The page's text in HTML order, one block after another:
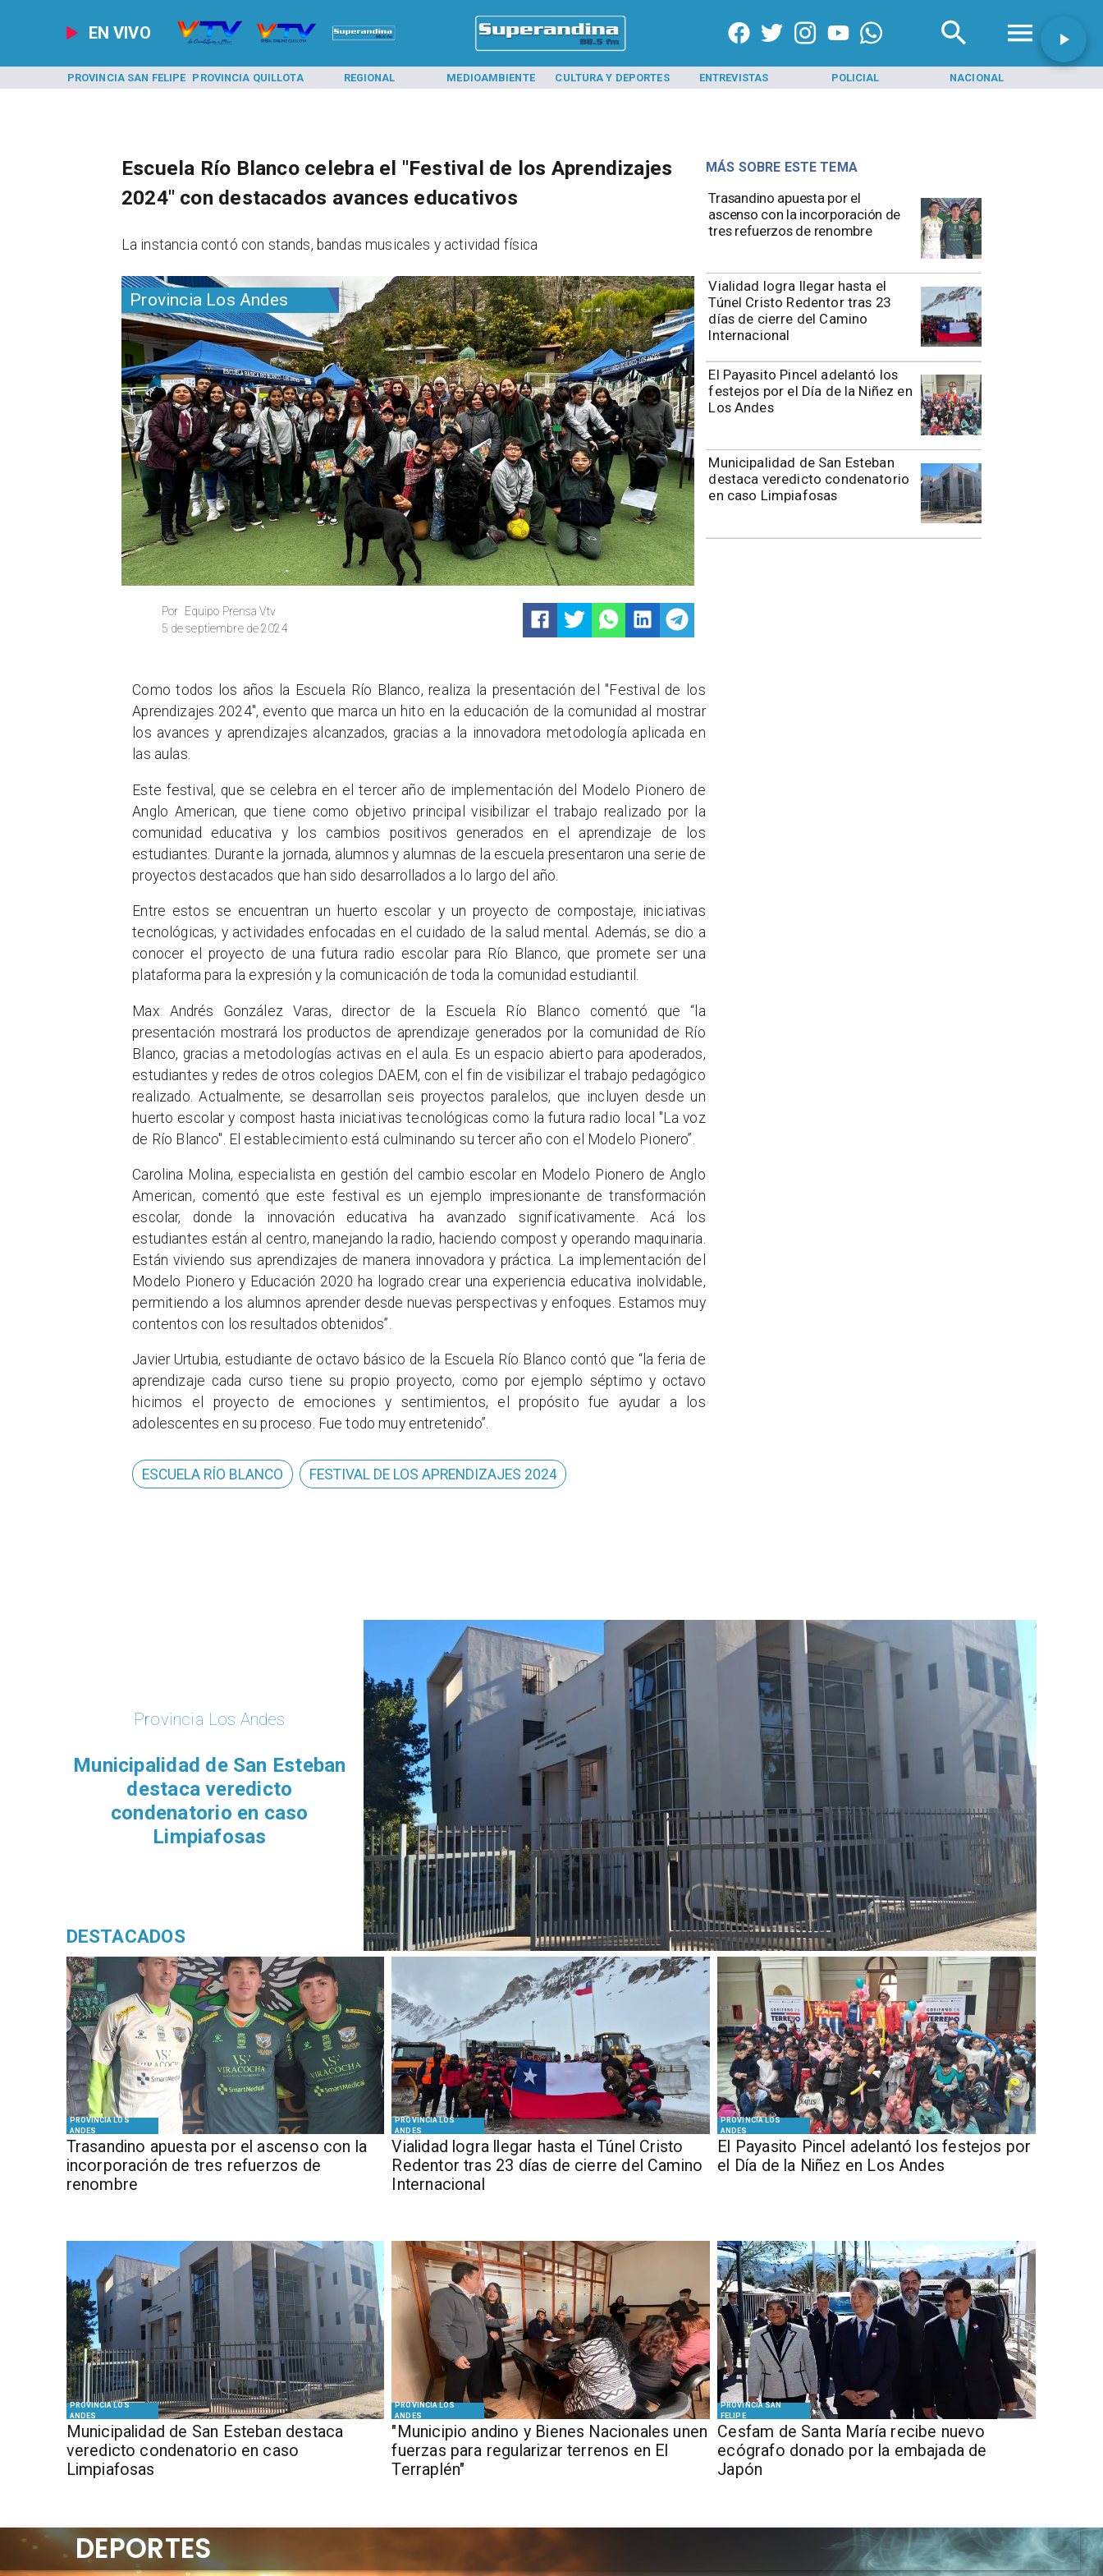
EN VIVO
PROVINCIA SAN FELIPE PROVINCIA QUILLOTA REGIONAL MEDIOAMBIENTE CULTURA Y DEPORTES ENTREVISTAS POLICIAL NACIONAL
Provincia Los Andes
Equipo Prensa Vtv
Por
5 de septiembre de 2024
Trasandino apuesta por el
ascenso con la incorporación de
tres refuerzos de renombre
Vialidad logra llegar hasta el
Túnel Cristo Redentor tras 23
días de cierre del Camino
Internacional
El Payasito Pincel adelantó los
festejos por el Día de la Niñez en
Los Andes
Municipalidad de San Esteban
destaca veredicto condenatorio
en caso Limpiafosas
MÁS SOBRE ESTE TEMA
Escuela Río Blanco celebra el "Festival de los Aprendizajes
2024" con destacados avances educativos
La instancia contó con stands, bandas musicales y actividad física
​Como todos los años la Escuela Río Blanco, realiza la presentación del "Festival de los
Aprendizajes 2024", evento que marca un hito en la educación de la comunidad al mostrar
los avances y aprendizajes alcanzados, gracias a la innovadora metodología aplicada en
las aulas.
Este festival, que se celebra en el tercer año de implementación del Modelo Pionero de
Anglo American, que tiene como objetivo principal visibilizar el trabajo realizado por la
comunidad educativa y los cambios positivos generados en el aprendizaje de los
estudiantes. Durante la jornada, alumnos y alumnas de la escuela presentaron una serie de
proyectos destacados que han sido desarrollados a lo largo del año.
Entre estos se encuentran un huerto escolar y un proyecto de compostaje, iniciativas
tecnológicas, y actividades enfocadas en el cuidado de la salud mental. Además, se dio a
conocer el proyecto de una futura radio escolar para Río Blanco, que promete ser una
plataforma para la expresión y la comunicación de toda la comunidad estudiantil.
Max Andrés González Varas, director de la Escuela Río Blanco comentó que “la
presentación mostrará los productos de aprendizaje generados por la comunidad de Río
Blanco, gracias a metodologías activas en el aula. Es un espacio abierto para apoderados,
estudiantes y redes de otros colegios DAEM, con el fin de visibilizar el trabajo pedagógico
realizado. Actualmente, se desarrollan seis proyectos paralelos, que incluyen desde un
huerto escolar y compost hasta iniciativas tecnológicas como la futura radio local "La voz
de Río Blanco". El establecimiento está culminando su tercer año con el Modelo Pionero”.
Carolina Molina, especialista en gestión del cambio escolar en Modelo Pionero de Anglo
American, comentó que este festival es un ejemplo impresionante de transformación
escolar, donde la innovación educativa ha avanzado significativamente. Acá los
estudiantes están al centro, manejando la radio, haciendo compost y operando maquinaria.
Están viviendo sus aprendizajes de manera innovadora y práctica. La implementación del
Modelo Pionero y Educación 2020 ha logrado crear una experiencia educativa inolvidable,
permitiendo a los alumnos aprender desde nuevas perspectivas y enfoques. Estamos muy
contentos con los resultados obtenidos”.
Javier Urtubia, estudiante de octavo básico de la Escuela Río Blanco contó que “la feria de
aprendizaje cada curso tiene su propio proyecto, como por ejemplo séptimo y octavo
hicimos el proyecto de emociones y sentimientos, el propósito fue ayudar a los
adolescentes en su proceso. Fue todo muy entretenido”.
ESCUELA RÍO BLANCO FESTIVAL DE LOS APRENDIZAJES 2024
PROVINCIA LOS
ANDES
Trasandino apuesta por el ascenso con la
incorporación de tres refuerzos de
renombre
PROVINCIA LOS
ANDES
Vialidad logra llegar hasta el Túnel Cristo
Redentor tras 23 días de cierre del Camino
Internacional
PROVINCIA LOS
ANDES
El Payasito Pincel adelantó los festejos por
el Día de la Niñez en Los Andes
PROVINCIA LOS
ANDES
Municipalidad de San Esteban destaca
veredicto condenatorio en caso
Limpiafosas
PROVINCIA LOS
ANDES
"Municipio andino y Bienes Nacionales unen
fuerzas para regularizar terrenos en El
Terraplén"
PROVINCIA SAN
FELIPE
Cesfam de Santa María recibe nuevo
ecógrafo donado por la embajada de
Japón
Provincia Los Andes
Municipalidad de San Esteban
destaca veredicto
condenatorio en caso
Limpiafosas
DESTACADOS
DEPORTES